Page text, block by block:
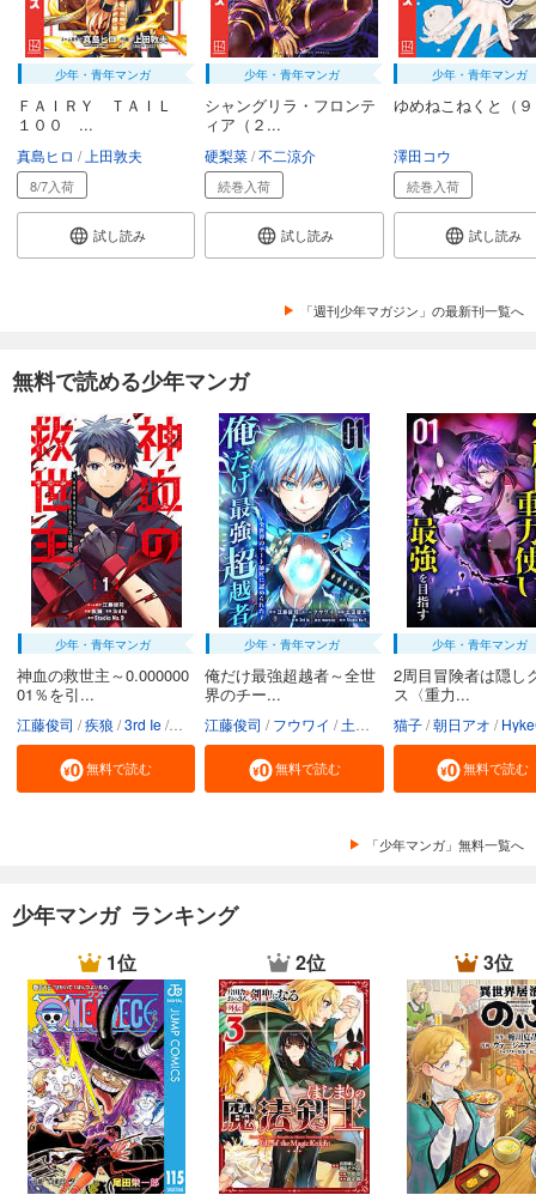
試し読み
あらすじを表示する
完結
試し読み
あらすじを表示する
エリアの騎士（３９）
カート
あらすじを表示する
エリアの騎士（４０）
594円 (税込)
完結
カート
試し読み
あらすじを表示する
エリアの騎士（４１）
594円 (税込)
完結
カート
あらすじを表示する
エリアの騎士（４２）
あらすじを表示する
エリアの騎士（４３）
594円 (税込)
完結
カート
試し読み
あらすじを表示する
エリアの騎士（４４）
594円 (税込)
完結
カート
少年・青年マンガ
ＦＡＩＲＹ ＴＡＩＬ
１００ ...
真島ヒロ 上田敦夫
8/7入荷
試し読み
少年・青年マンガ
シャングリラ・フロンテ
ィア（２...
硬梨菜 不二涼介
続巻入荷
試し読み
少年・青年マンガ
ゆめねこねくと（
澤田コウ
続巻入荷
試し読み
「週刊少年マガジン」の最新刊一覧へ
無料で読める少年マンガ
少年・青年マンガ
神血の救世主～0.000000
01％を引...
江藤俊司 疾狼 3rd Ie Studio No.9
無料で読む
少年・青年マンガ
俺だけ最強超越者～全世
界のチー...
江藤俊司 フウワイ 土田健太 3rd Ie maruco
無料で読む
少年・青年マンガ
2周目冒険者は隠し
ス〈重力...
猫子 朝日アオ
無料で読む
「少年マンガ」無料一覧へ
少年マンガ ランキング
1位 2位 3位